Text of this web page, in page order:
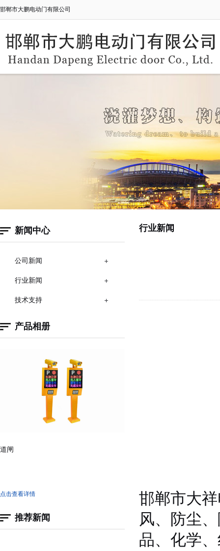
邯郸市大鹏电动门有限公司
新闻中心
公司新闻
行业新闻
技术支持
产品相册
道闸
点击查看详情
推荐新闻
行业新闻
邯郸市大
风、防尘
品、化学